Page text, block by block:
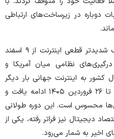
دوباره در زیرساخت‌های ارتباطی
چند هفته بعد، موج دوم و به‌مراتب شدیدتر قطعی اینترنت از ۹ اسفند
درگیری‌های نظامی میان آمریکا و
کشور به اینترنت جهانی بار دیگر
به‌طور کامل قطع شد و این اختلال تا ۲۶ فروردین ۱۴۰۵ ادامه یافت و
محسوس است. این دوره طولانی
دیجیتال نیز فراتر رفته، یکی از
اخیر به شمار می‌رود.